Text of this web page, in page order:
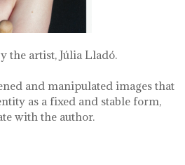
the artist, Júlia Lladó.
and manipulated images that
as a fixed and stable form,
with the author.